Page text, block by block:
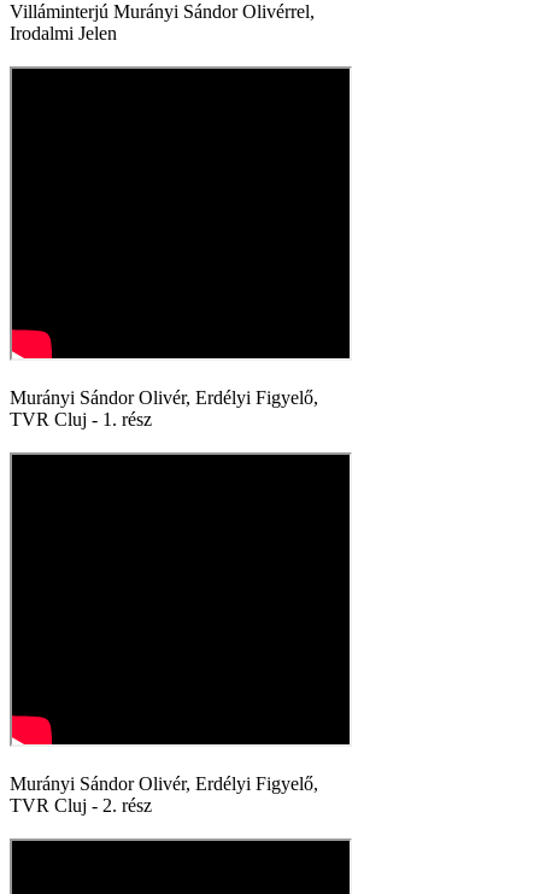
Villáminterjú Murányi Sándor Olivérrel,
Irodalmi Jelen
Murányi Sándor Olivér, Erdélyi Figyelő,
TVR Cluj - 1. rész
Murányi Sándor Olivér, Erdélyi Figyelő,
TVR Cluj - 2. rész